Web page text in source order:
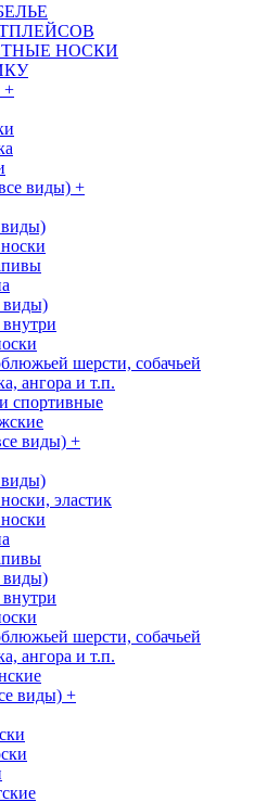
НОСКИ
+
виды) +
виды)
виды)
шерсти, собачьей
ангора и т.п.
спортивные
виды) +
виды)
эластик
виды)
шерсти, собачьей
ангора и т.п.
виды) +